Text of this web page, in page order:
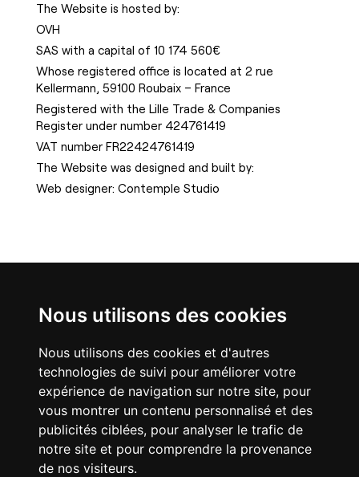
Nous utilisons des cookies
Nous utilisons des cookies et d'autres
technologies de suivi pour améliorer votre
expérience de navigation sur notre site, pour
vous montrer un contenu personnalisé et des
publicités ciblées, pour analyser le trafic de
notre site et pour comprendre la provenance
de nos visiteurs.
The Website is hosted by:
OVH
SAS with a capital of 10 174 560€
Whose registered office is located at 2 rue
Kellermann, 59100 Roubaix – France
Registered with the Lille Trade & Companies
Register under number 424761419
VAT number FR22424761419
The Website was designed and built by:
Web designer: Contemple Studio